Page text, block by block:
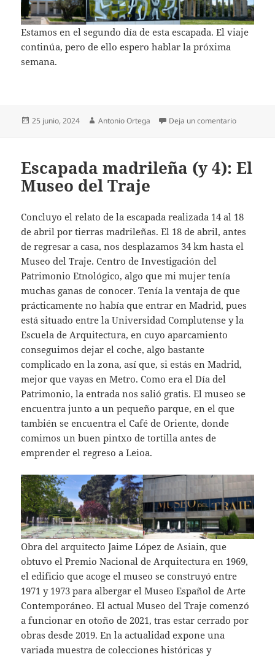
Estamos en el segundo día de esta escapada. El viaje
continúa, pero de ello espero hablar la próxima
semana.
Publicado
25 junio, 2024 Autor
Antonio Ortega Deja un comentarioen Viaje a
Escapada madrileña (y 4): El
Museo del Traje
Concluyo el relato de la escapada realizada 14 al 18
de abril por tierras madrileñas. El 18 de abril, antes
de regresar a casa, nos desplazamos 34 km hasta el
Museo del Traje. Centro de Investigación del
Patrimonio Etnológico, algo que mi mujer tenía
muchas ganas de conocer. Tenía la ventaja de que
prácticamente no había que entrar en Madrid, pues
está situado entre la Universidad Complutense y la
Escuela de Arquitectura, en cuyo aparcamiento
conseguimos dejar el coche, algo bastante
complicado en la zona, así que, si estás en Madrid,
mejor que vayas en Metro. Como era el Día del
Patrimonio, la entrada nos salió gratis. El museo se
encuentra junto a un pequeño parque, en el que
también se encuentra el Café de Oriente, donde
comimos un buen pintxo de tortilla antes de
emprender el regreso a Leioa.
Obra del arquitecto Jaime López de Asiain, que
obtuvo el Premio Nacional de Arquitectura en 1969,
el edificio que acoge el museo se construyó entre
1971 y 1973 para albergar el Museo Español de Arte
Contemporáneo. El actual Museo del Traje comenzó
a funcionar en otoño de 2021, tras estar cerrado por
obras desde 2019. En la actualidad expone una
variada muestra de colecciones históricas y